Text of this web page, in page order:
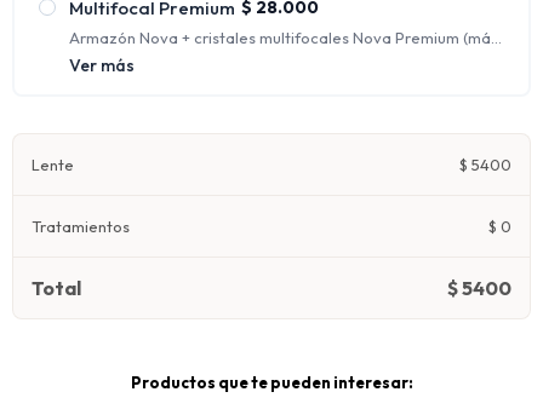
Multifocal Premium $ 28.000
Armazón Nova + cristales multifocales Nova Premium (más
fino y liviano) en orgánico 1.67 con protección UV y
Ver más
Lente $ 5400
Tratamientos $ 0
Total $5400
Productos que te pueden interesar: